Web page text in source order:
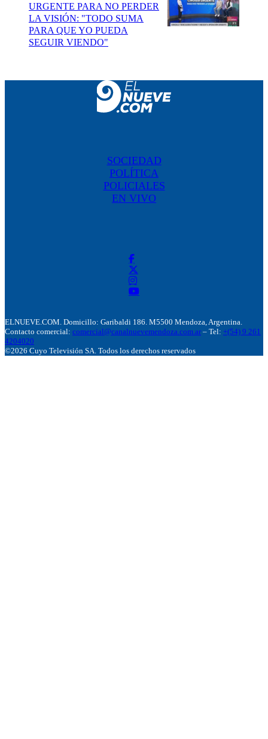
URGENTE PARA NO PERDER
LA VISIÓN: "TODO SUMA
PARA QUE YO PUEDA
SEGUIR VIENDO"
SOCIEDAD
POLÍTICA
POLICIALES
EN VIVO
ELNUEVE.COM. Domicillo: Garibaldi 186. M5500 Mendoza, Argentina.
Contacto comercial: comercial@canalnuevemendoza.com.ar – Tel: +(54) 9 261
4204020
©2026 Cuyo Televisión SA. Todos los derechos reservados